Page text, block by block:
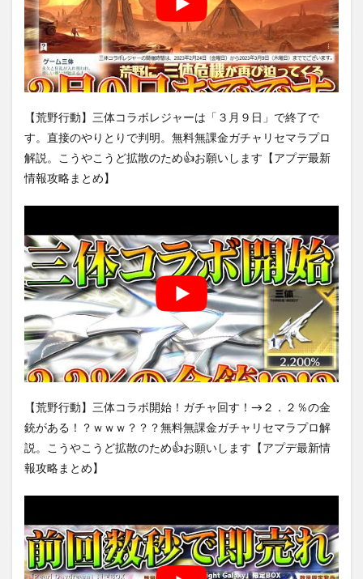
【荒野行動】三体コラボレジャーは「３月９日」で終了で
す。直接のやりとりで判明。無料無課金ガチャリセマラプロ
解説。こうやこうど拡散のため👍お願いします【アプデ最新
情報攻略まとめ】
【荒野行動】三体コラボ開始！ガチャ回す！→２．２％の金
銃がある！？ｗｗｗ？？？無料無課金ガチャリセマラプロ解
説。こうやこうど拡散のため👍お願いします【アプデ最新情
報攻略まとめ】